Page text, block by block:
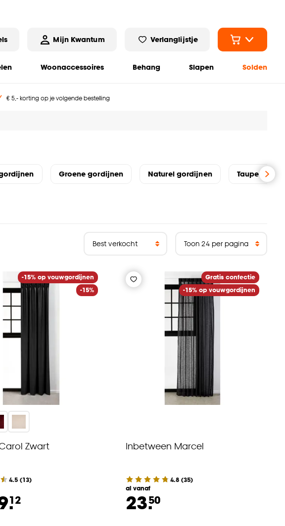
Mijn Kwantum Verlanglijstje
Woonaccessoires Behang Slapen Solden
€ 5,- korting op je volgende bestelling
Groene gordijnen Naturel gordijnen Taupe
-15% op vouwgordijnen
-15%
Zwart
4.5 (13)
12
Gratis confectie
-15% op vouwgordijnen
Inbetween Marcel
4.8 (35)
al vanaf
23.50